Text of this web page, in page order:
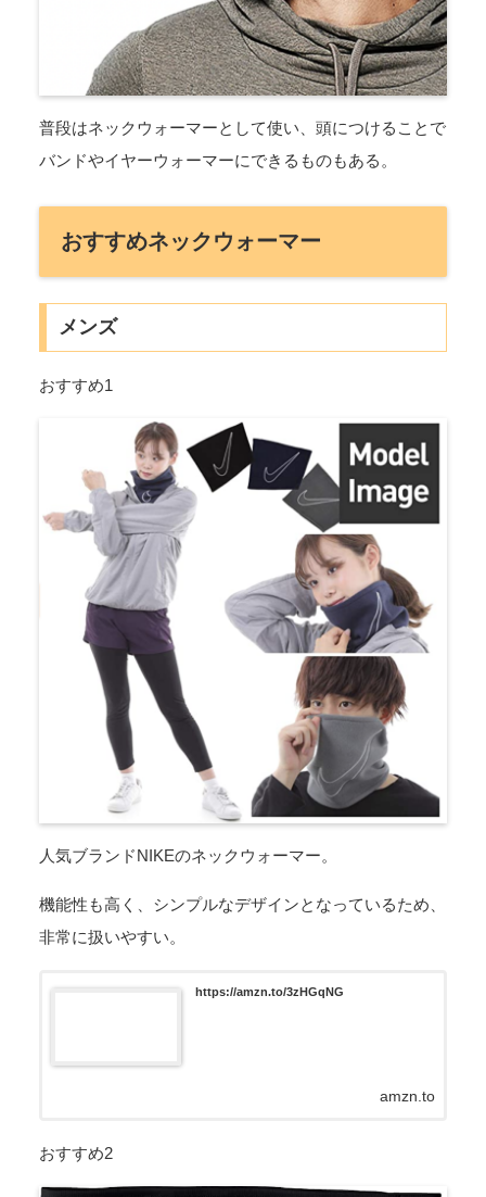
普段はネックウォーマーとして使い、頭につけることで
バンドやイヤーウォーマーにできるものもある。
おすすめネックウォーマー
メンズ
おすすめ1
人気ブランドNIKEのネックウォーマー。
機能性も高く、シンプルなデザインとなっているため、
非常に扱いやすい。
https://amzn.to/3zHGqNG
amzn.to
おすすめ2